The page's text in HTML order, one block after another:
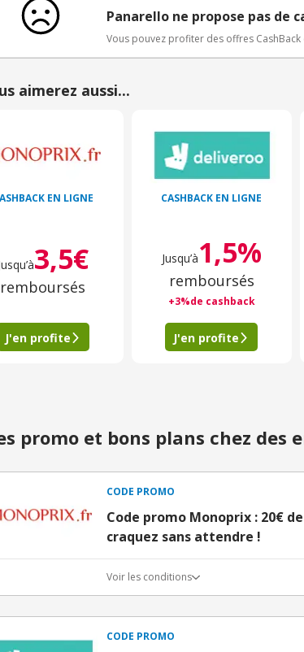
Panarello ne propose pas de
Vous pouvez profiter des offres CashBack
aimerez aussi...
EN LIGNE
3,5€
remboursés
J'en profite
CASHBACK EN LIGNE
Jusqu’à1,5%
remboursés
+3%de cashback
J'en profite
promo et bons plans chez des
CODE PROMO
Code promo Monoprix : 20€
craquez sans attendre !
Voir les conditions
CODE PROMO